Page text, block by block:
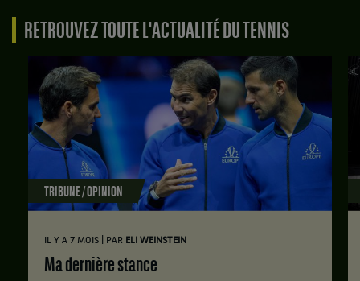
RETROUVEZ TOUTE L'ACTUALITÉ DU TENNIS
TRIBUNE / OPINION
IL Y A 7 MOIS PAR ELI WEINSTEIN
Ma dernière stance